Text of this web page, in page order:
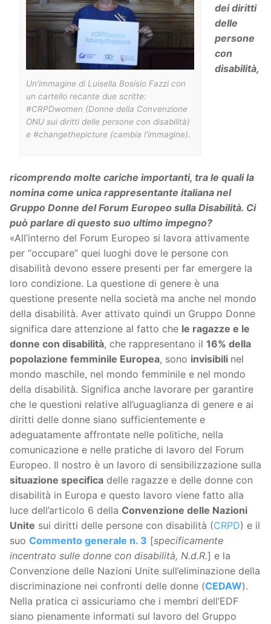
Un’immagine di Luisella Bosisio Fazzi con
un cartello recante due scritte:
#CRPDwomen (Donne della Convenzione
ONU sui diritti delle persone con disabilità)
e #changethepicture (cambia l’immagine).
dei diritti
delle
persone
con
disabilità,
ricomprendo molte cariche importanti, tra le quali la
nomina come unica rappresentante italiana nel
Gruppo Donne del Forum Europeo sulla Disabilità. Ci
può parlare di questo suo ultimo impegno?
«All’interno del Forum Europeo si lavora attivamente
per “occupare” quei luoghi dove le persone con
disabilità devono essere presenti per far emergere la
loro condizione. La questione di genere è una
questione presente nella società ma anche nel mondo
della disabilità. Aver attivato quindi un Gruppo Donne
significa dare attenzione al fatto che le ragazze e le
donne con disabilità, che rappresentano il 16% della
popolazione femminile Europea, sono invisibili nel
mondo maschile, nel mondo femminile e nel mondo
della disabilità. Significa anche lavorare per garantire
che le questioni relative all’uguaglianza di genere e ai
diritti delle donne siano sufficientemente e
adeguatamente affrontate nelle politiche, nella
comunicazione e nelle pratiche di lavoro del Forum
Europeo. Il nostro è un lavoro di sensibilizzazione sulla
situazione specifica delle ragazze e delle donne con
disabilità in Europa e questo lavoro viene fatto alla
luce dell’articolo 6 della Convenzione delle Nazioni
Unite sui diritti delle persone con disabilità (CRPD) e il
suo Commento generale n. 3 [specificamente
incentrato sulle donne con disabilità, N.d.R.] e la
Convenzione delle Nazioni Unite sull’eliminazione della
discriminazione nei confronti delle donne (CEDAW).
Nella pratica ci assicuriamo che i membri dell’EDF
siano pienamente informati sul lavoro del Gruppo